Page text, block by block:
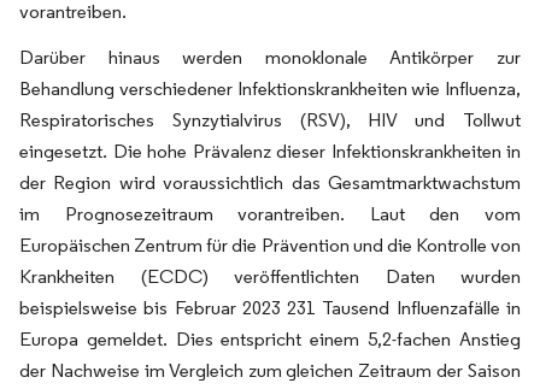
vorantreiben.
Darüber hinaus werden monoklonale Antikörper zur
Behandlung verschiedener Infektionskrankheiten wie Influenza,
Respiratorisches Synzytialvirus (RSV), HIV und Tollwut
eingesetzt. Die hohe Prävalenz dieser Infektionskrankheiten in
der Region wird voraussichtlich das Gesamtmarktwachstum
im Prognosezeitraum vorantreiben. Laut den vom
Europäischen Zentrum für die Prävention und die Kontrolle von
Krankheiten (ECDC) veröffentlichten Daten wurden
beispielsweise bis Februar 2023 231 Tausend Influenzafälle in
Europa gemeldet. Dies entspricht einem 5,2-fachen Anstieg
der Nachweise im Vergleich zum gleichen Zeitraum der Saison